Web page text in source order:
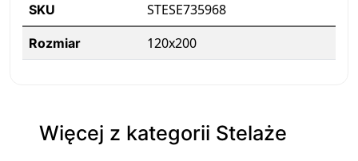
SKU STESE735968
Rozmiar 120x200
Więcej z kategorii Stelaże